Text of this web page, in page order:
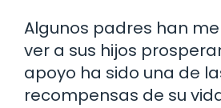
Algunos padres han
ver a sus hijos
apoyo ha sido una de
recompensas de su